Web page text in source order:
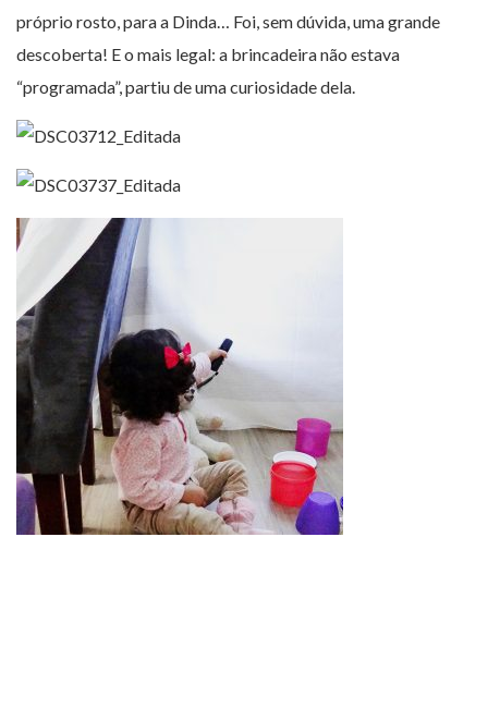
próprio rosto, para a Dinda… Foi, sem dúvida, uma grande
descoberta! E o mais legal: a brincadeira não estava
“programada”, partiu de uma curiosidade dela.